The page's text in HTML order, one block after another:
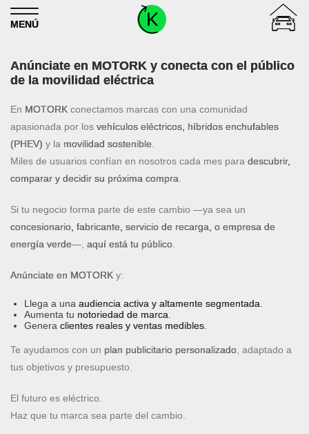
Skip to content
MENÚ
Anúnciate en MOTORK y conecta con el público
de la movilidad eléctrica
En MOTORK conectamos marcas con una comunidad
apasionada por los vehículos eléctricos, híbridos enchufables
(PHEV) y la movilidad sostenible.
Miles de usuarios confían en nosotros cada mes para descubrir,
comparar y decidir su próxima compra.
Si tu negocio forma parte de este cambio —ya sea un
concesionario, fabricante, servicio de recarga, o empresa de
energía verde—, aquí está tu público.
Anúnciate en MOTORK y:
Llega a una audiencia activa y altamente segmentada.
Aumenta tu notoriedad de marca.
Genera clientes reales y ventas medibles.
Te ayudamos con un plan publicitario personalizado, adaptado a
tus objetivos y presupuesto.
El futuro es eléctrico.
Haz que tu marca sea parte del cambio.